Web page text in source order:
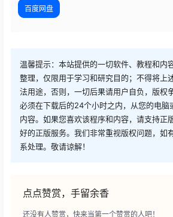
百度网盘
温馨提示：本站提供的一切软件、教程和内
整理，仅限用于学习和研究目的；不得将上
法用途，否则，一切后果请用户自负，版权
必须在下载后的24个小时之内，从您的电脑
内容。如果您喜欢该程序和内容，请支持正
好的正版服务。我们非常重视版权问题，如
系处理。敬请谅解！
点点赞赏，手留余香
还没有人赞赏，快来当第一个赞赏的人吧！